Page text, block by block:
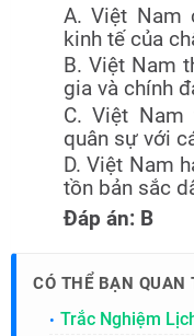
A. Việt Nam
kinh tế của
B. Việt Nam
gia và chính
C. Việt
quân sự với
D. Việt Nam
tồn bản sắc
Đáp án: B
CÓ THỂ BẠN QUAN
Trắc Nghiệm